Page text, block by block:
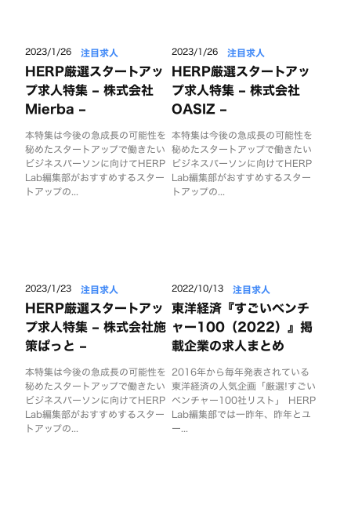
2023/1/26 注目求人
HERP厳選スタートアッ
プ求人特集 – 株式会社
Mierba –
本特集は今後の急成長の可能性を
秘めたスタートアップで働きたい
ビジネスパーソンに向けてHERP
Lab編集部がおすすめするスター
トアップの...
2023/1/26 注目求人
HERP厳選スタートアッ
プ求人特集 – 株式会社
OASIZ –
本特集は今後の急成長の可能性を
秘めたスタートアップで働きたい
ビジネスパーソンに向けてHERP
Lab編集部がおすすめするスター
トアップの...
2023/1/23 注目求人
HERP厳選スタートアッ
プ求人特集 – 株式会社施
策ぱっと –
本特集は今後の急成長の可能性を
秘めたスタートアップで働きたい
ビジネスパーソンに向けてHERP
Lab編集部がおすすめするスター
トアップの...
2022/10/13 注目求人
東洋経済『すごいベンチ
ャー100（2022）』掲
載企業の求人まとめ
2016年から毎年発表されている
東洋経済の人気企画「厳選!すごい
ベンチャー100社リスト」 HERP
Lab編集部では一昨年、昨年とユ
ー...